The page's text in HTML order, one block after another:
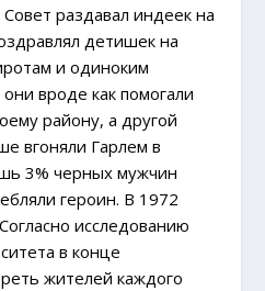
раздавал индеек на
детишек на
и одиноким
вроде как помогали
району, а другой
вгоняли Гарлем в
3% черных мужчин
героин. В 1972
исследованию
в конце
жителей каждого